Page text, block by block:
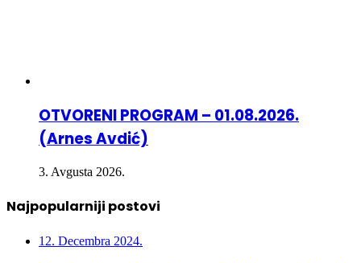
OTVORENI PROGRAM – 01.08.2026.
(Arnes Avdić)
3. Avgusta 2026.
Najpopularniji postovi
12. Decembra 2024.